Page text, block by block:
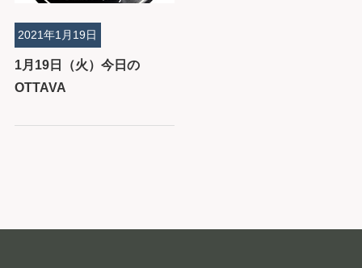
1月19日（火）今日の
OTTAVA
2021年1月19日